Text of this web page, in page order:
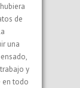
de
una
y
en todo